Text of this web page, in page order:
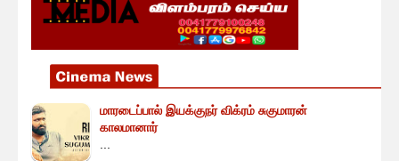
மாரடைப்பால் இயக்குநர் விக்ரம் சுகுமாரன்
காலமானார்
...